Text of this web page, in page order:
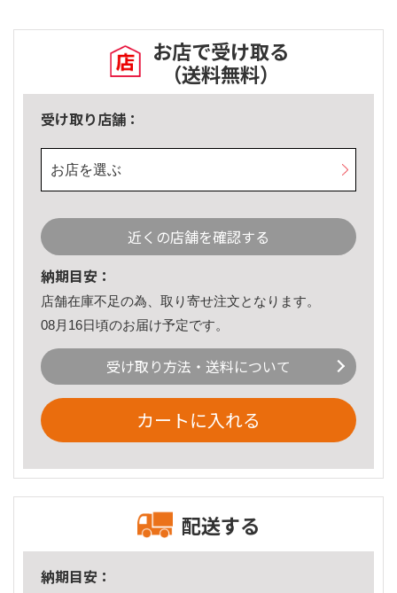
お店で受け取る
（送料無料）
受け取り店舗：
お店を選ぶ
近くの店舗を確認する
納期目安：
店舗在庫不足の為、取り寄せ注文となります。
08月16日頃のお届け予定です。
受け取り方法・送料について
カートに入れる
配送する
納期目安：